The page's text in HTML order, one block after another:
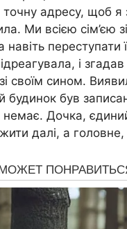
адресу, щоб я
Ми всією сім’єю
навіть
і
своїм сином.
будинок був
Дочка,
далі, а